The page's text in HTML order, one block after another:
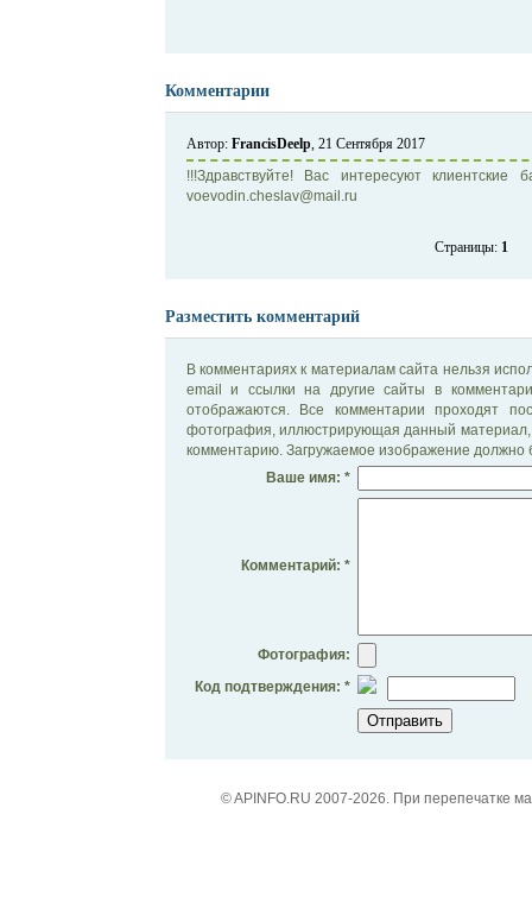
Комментарии
Автор: FrancisDeelp, 21 Сентября 2017
!!!Здравствуйте! Вас интересуют
voevodin.cheslav@mail.ru
Страницы: 1
Разместить комментарий
В комментариях к материалам сайта нельзя
email и ссылки на другие сайты в
отображаются. Все комментарии проходят
фотография, иллюстрирующая данный материал,
комментарию. Загружаемое изображение должно
Ваше имя: *
Комментарий: *
Фотография:
Код подтверждения: *
© APINFO.RU 2007-2026. При перепечатке